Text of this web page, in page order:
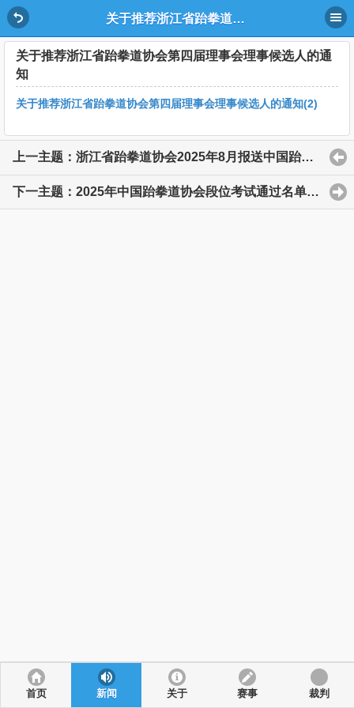
关于推荐浙江省跆拳道协会第四届理事会理事候选人的通知
关于推荐浙江省跆拳道协会第四届理事会理事候选人的通
知
关于推荐浙江省跆拳道协会第四届理事会理事候选人的通知(2)
上一主题：浙江省跆拳道协会2025年8月报送中国跆拳道协会级证编号公示
下一主题：2025年中国跆拳道协会段位考试通过名单公示（第四批）
赛事新闻 行业动态 协会新闻 地方专栏
首页 新闻 关于 赛事 裁判